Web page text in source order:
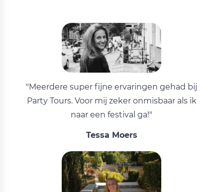
"Meerdere super fijne ervaringen gehad bij
Party Tours. Voor mij zeker onmisbaar als ik
naar een festival ga!"
Tessa Moers